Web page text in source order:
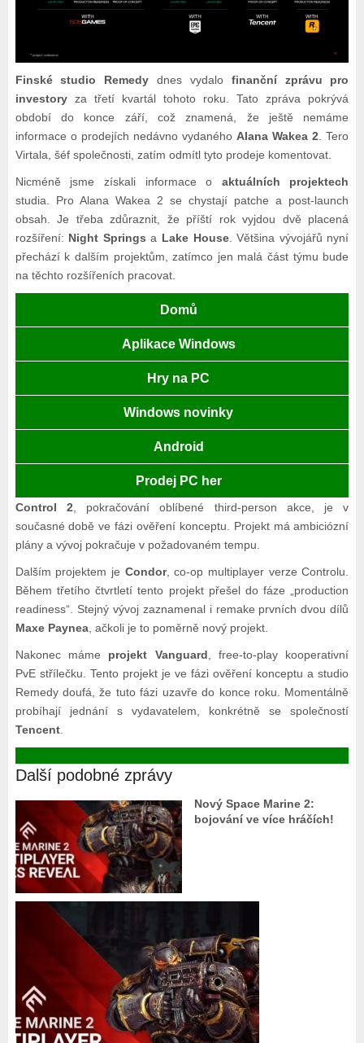
Finské studio Remedy dnes vydalo finanční zprávu pro
investoryza třetí kvartál tohoto roku. Tato zpráva pokrývá
období do konce září, což znamená, že ještě nemáme
informace o prodejích nedávno vydaného Alana Wakea 2 . Tero
Virtala, šéf společnosti, zatím odmítl tyto prodeje komentovat.
Nicméně jsme získali informace o aktuálních projektech
studia. Pro Alana Wakea 2 se chystají patche a post-launch
obsah. Je třeba zdůraznit, že příští rok vyjdou dvě placená
rozšíření: Night Springs a Lake House. Většina vývojářů nyní
přechází k dalším projektům, zatímco jen malá část týmu bude
na těchto rozšířeních pracovat.
Domů
Aplikace Windows
Hry na PC
Windows novinky
Android
Prodej PC her
Control 2 , pokračování oblíbené third-person akce, je v
současné době ve fázi ověření konceptu. Projekt má ambiciózní
plány a vývoj pokračuje v požadovaném tempu.
Dalším projektem je Condor, co-op multiplayer verze Controlu.
Během třetího čtvrtletí tento projekt přešel do fáze „production
readiness“. Stejný vývoj zaznamenal i remake prvních dvou dílů
Maxe Paynea, ačkoli je to poměrně nový projekt.
Nakonec máme projekt Vanguard , free-to-play kooperativní
PvE střílečku. Tento projekt je ve fázi ověření konceptu a studio
Remedy doufá, že tuto fázi uzavře do konce roku. Momentálně
probíhají jednání s vydavatelem, konkrétně se společností
Tencent.
Další podobné zprávy
Nový Space Marine 2:
bojování ve více hráčích!